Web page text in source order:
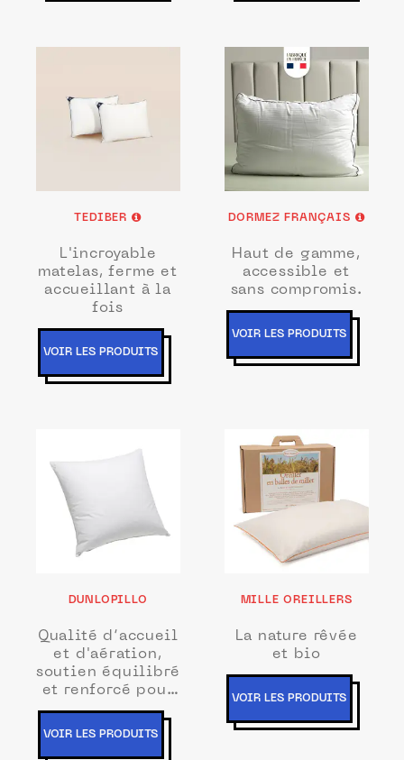
TEDIBER
L'incroyable
matelas, ferme et
accueillant à la
fois
VOIR LES PRODUITS
DORMEZ FRANÇAIS
Haut de gamme,
accessible et
sans compromis.
VOIR LES PRODUITS
DUNLOPILLO
Qualité d’accueil
et d'aération,
soutien équilibré
et renforcé pour
une durée de vie
prolongée
VOIR LES PRODUITS
MILLE OREILLERS
La nature rêvée
et bio
VOIR LES PRODUITS